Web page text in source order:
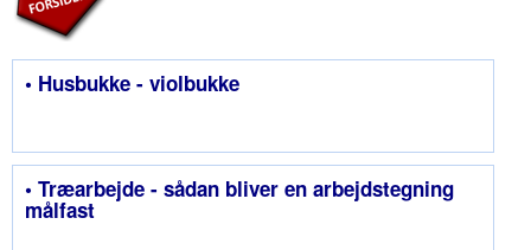
• Husbukke - violbukke
• Træarbejde - sådan bliver en arbejdstegning
målfast